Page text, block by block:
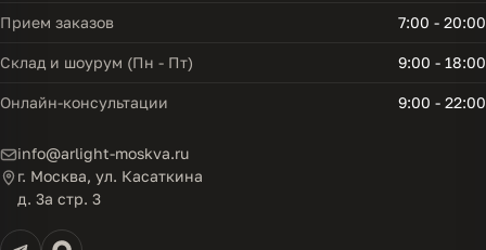
Прием заказов 7:00 - 20:00
Склад и шоурум (Пн - Пт) 9:00 - 18:00
Онлайн-консультации 9:00 - 22:00
info@arlight-moskva.ru
г. Москва, ул. Касаткина
д. 3а стр. 3